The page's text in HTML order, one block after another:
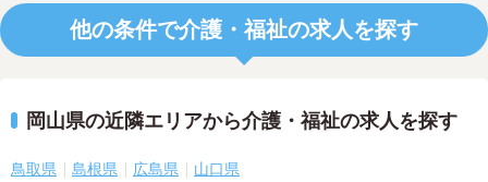
他の条件で介護・福祉の求人を探す
岡山県の近隣エリアから介護・福祉の求人を探す
鳥取県 島根県 広島県 山口県